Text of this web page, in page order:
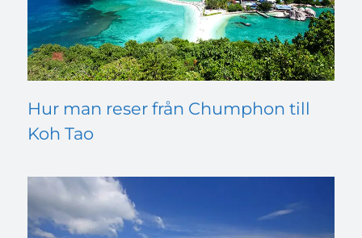
Hur man reser från Chumphon till
Koh Tao